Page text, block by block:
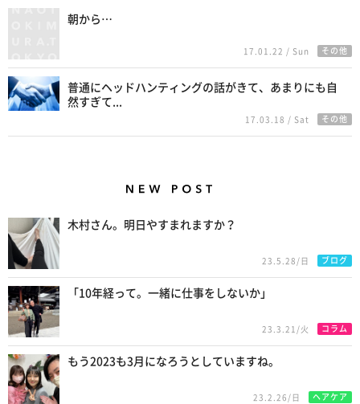
朝から…
17.01.22 / Sun その他
普通にヘッドハンティングの話がきて、あまりにも自
然すぎて...
17.03.18 / Sat その他
木村さん。明日やすまれますか？
23.5.28/日 ブログ
「10年経って。一緒に仕事をしないか」
23.3.21/火 コラム
もう2023も3月になろうとしていますね。
23.2.26/日 ヘアケア